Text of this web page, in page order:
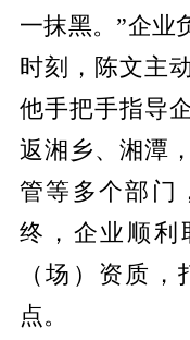
一抹黑。”企业
时刻，陈文主
他手把手指导
返湘乡、湘潭
管等多个部门
终，企业顺利
（场）资质
点。